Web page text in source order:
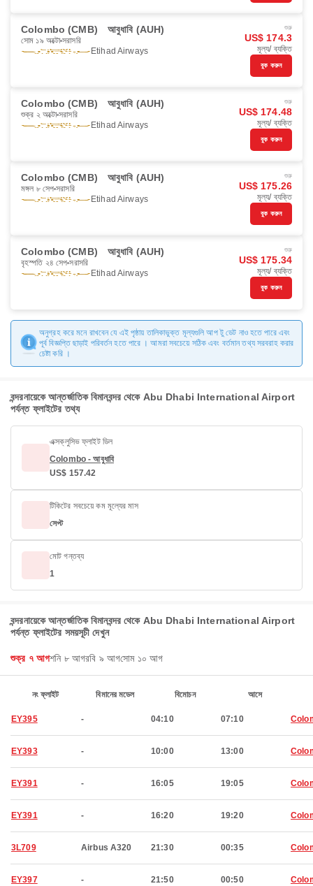
Colombo (CMB) আবুধাবি (AUH)
সোম ১৯ অক্টো সরাসরি
Etihad Airways
শুরু
US$ 174.3
মূল্য/ ব্যক্তি
বুক করুন
Colombo (CMB) আবুধাবি (AUH)
শুক্র ২ অক্টো সরাসরি
Etihad Airways
শুরু
US$ 174.48
মূল্য/ ব্যক্তি
বুক করুন
Colombo (CMB) আবুধাবি (AUH)
মঙ্গল ৮ সেপ সরাসরি
Etihad Airways
শুরু
US$ 175.26
মূল্য/ ব্যক্তি
বুক করুন
Colombo (CMB) আবুধাবি (AUH)
বৃহস্পতি ২৪ সেপ সরাসরি
Etihad Airways
শুরু
US$ 175.34
মূল্য/ ব্যক্তি
বুক করুন
অনুগ্রহ করে মনে রাখবেন যে এই পৃষ্ঠায় তালিকাভুক্ত মূল্যগুলি আপ টু ডেট নাও হতে পারে এবং
পূর্ব বিজ্ঞপ্তি ছাড়াই পরিবর্তন হতে পারে । আমরা সবচেয়ে সঠিক এবং বর্তমান তথ্য সরবরাহ করার
চেষ্টা করি ।
বন্দরনায়েকে আন্তর্জাতিক বিমানবন্দর থেকে Abu Dhabi International Airport
পর্যন্ত ফ্লাইটের তথ্য
এক্সক্লুসিভ ফ্লাইট ডিল
Colombo - আবুধাবি
US$ 157.42
টিকিটের সবচেয়ে কম মূল্যের মাস
সেপ্ট
মোট গন্তব্য
1
বন্দরনায়েকে আন্তর্জাতিক বিমানবন্দর থেকে Abu Dhabi International Airport
পর্যন্ত ফ্লাইটের সময়সূচী দেখুন
শুক্র ৭ আগশনি ৮ আগরবি ৯ আগসোম ১০ আগ
নং ফ্লাইট বিমানের মডেল বিমোচন আসে
EY395 - 04:10 07:10
EY393 - 10:00 13:00
EY391 - 16:05 19:05
EY391 - 16:20 19:20
3L709 Airbus A320 21:30 00:35
EY397 - 21:50 00:50